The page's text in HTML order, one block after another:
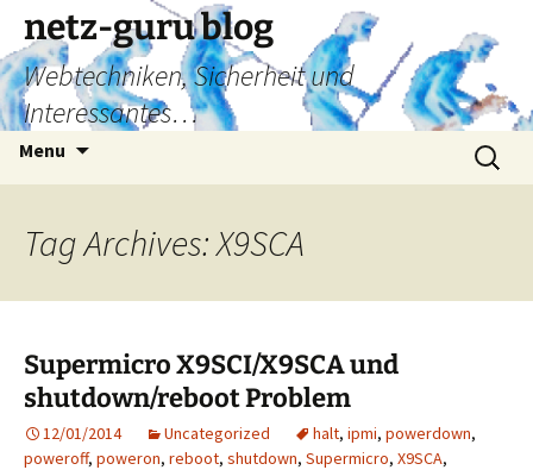
Skip
content
netz-guru blog
Webtechniken, Sicherheit und
Interessantes…
Menu
Search
for:
Tag Archives: X9SCA
Supermicro X9SCI/X9SCA und
shutdown/reboot Problem
12/01/2014 Uncategorized halt, ipmi, powerdown,
poweroff, poweron, reboot, shutdown, Supermicro, X9SCA,